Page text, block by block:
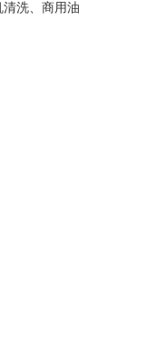
洗、商用油